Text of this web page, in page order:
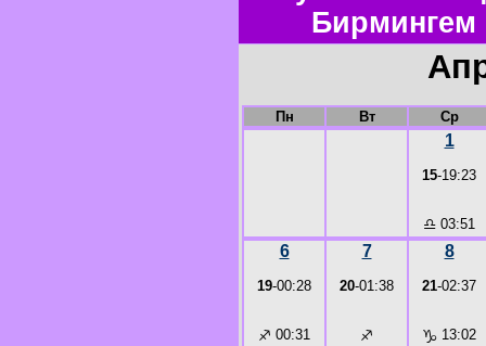
Бирмингем
Пн Вт Ср
1
15-19:23
♎ 03:51
6
19-00:28
♐ 00:31
7
20-01:38
♐
8
21-02:37
♑ 13:02